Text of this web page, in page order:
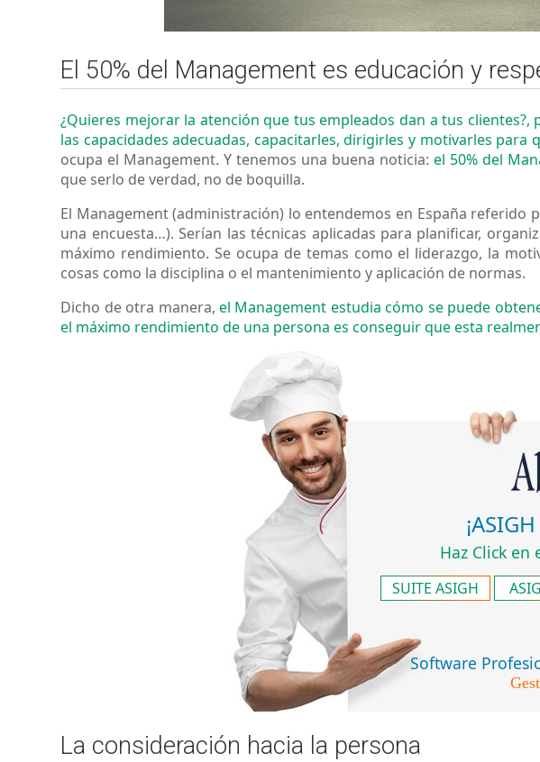
El 50% del Management es educación y
¿Quieres mejorar la atención que tus empleados dan a tus
las capacidades adecuadas, capacitarles, dirigirles y motivarles para
ocupa el Management. Y tenemos una buena noticia: el 50% del
que serlo de verdad, no de boquilla.
El Management (administración) lo entendemos en España
una encuesta…). Serían las técnicas aplicadas para planificar,
máximo rendimiento. Se ocupa de temas como el liderazgo, la
cosas como la disciplina o el mantenimiento y aplicación de normas.
Dicho de otra manera, el Management estudia cómo se puede
el máximo rendimiento de una persona es conseguir que esta
Haz Click
SUITE ASIGH
Software
La consideración hacia la persona